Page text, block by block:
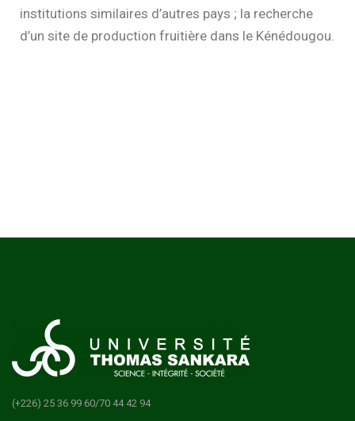
institutions similaires d’autres pays ; la recherche
d’un site de production fruitière dans le Kénédougou.
(+226) 25 36 99 60/70 44 42 94